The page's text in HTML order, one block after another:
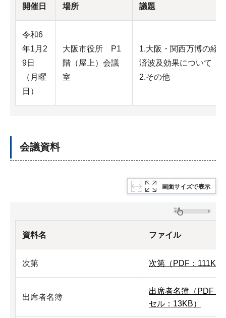
開催日 場所 議題
令和6
年1月2
9日
（月曜
日）
大阪市役所 P1
階（屋上）会議
室
1.大阪・関西万博の経
済波及効果について
2.その他
会議資料
画面サイズで表示
資料名 ファイル
次第 次第（PDF：111KB
出席者名簿
出席者名簿（PDF：
セル：13KB）